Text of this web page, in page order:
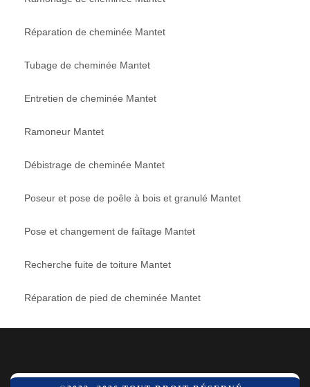
Réparation de cheminée Mantet
Tubage de cheminée Mantet
Entretien de cheminée Mantet
Ramoneur Mantet
Débistrage de cheminée Mantet
Poseur et pose de poêle à bois et granulé Mantet
Pose et changement de faîtage Mantet
Recherche fuite de toiture Mantet
Réparation de pied de cheminée Mantet